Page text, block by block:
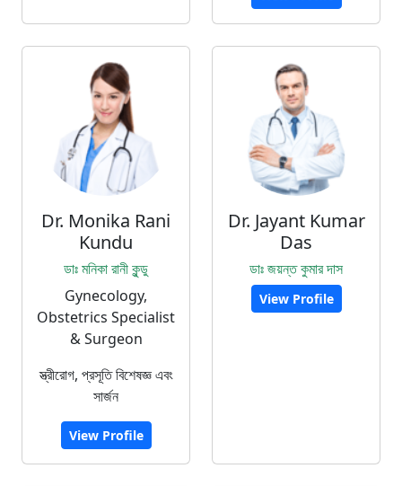
Dr. Monika Rani
Kundu
ডাঃ মনিকা রানী কুন্ডু
Gynecology,
Obstetrics Specialist
& Surgeon
স্ত্রীরোগ, প্রসূতি বিশেষজ্ঞ এবং
সার্জন
View Profile
Dr. Jayant Kumar
Das
ডাঃ জয়ন্ত কুমার দাস
View Profile